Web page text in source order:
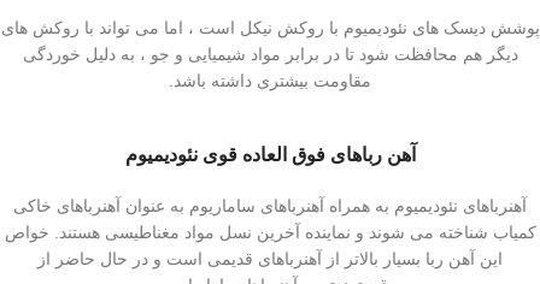
پوشش دیسک های نئودیمیوم با روکش نیکل است ، اما می تواند با روکش های
دیگر هم محافظت شود تا در برابر مواد شیمیایی و جو ، به دلیل خوردگی
مقاومت بیشتری داشته باشد.
آهن رباهای فوق العاده قوی نئودیمیوم
آهنرباهای نئودیمیوم به همراه آهنرباهای ساماریوم به عنوان آهنرباهای خاکی
کمیاب شناخته می شوند و نماینده آخرین نسل مواد مغناطیسی هستند. خواص
این آهن ربا بسیار بالاتر از آهنرباهای قدیمی است و در حال حاضر از